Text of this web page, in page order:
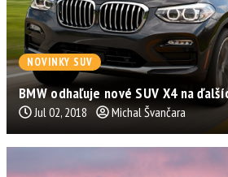
NOVINKY SUV
BMW odhaľuje nové SUV X4 na
Jul 02, 2018 Michal Švančara